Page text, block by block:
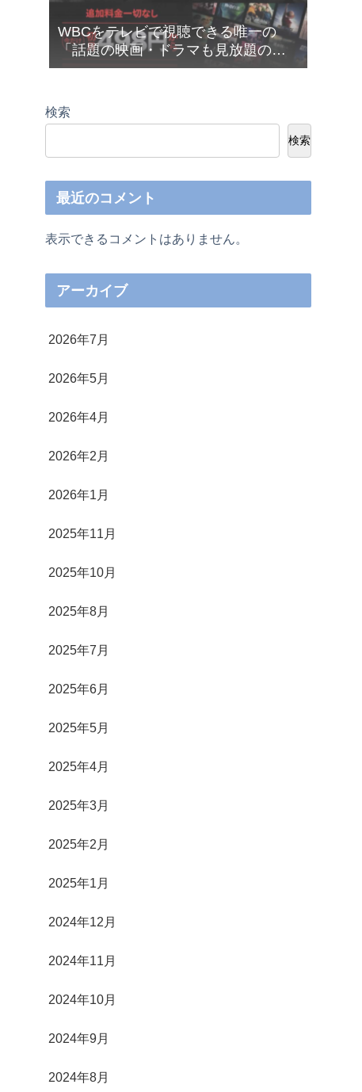
WBCをテレビで視聴できる唯一の
「話題の映画・ドラマも見放題の
Netflix（ネットフリックス）」が今だ
検索
検索
最近のコメント
表示できるコメントはありません。
アーカイブ
2026年7月
2026年5月
2026年4月
2026年2月
2026年1月
2025年11月
2025年10月
2025年8月
2025年7月
2025年6月
2025年5月
2025年4月
2025年3月
2025年2月
2025年1月
2024年12月
2024年11月
2024年10月
2024年9月
2024年8月